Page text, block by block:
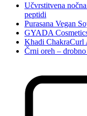
Učvrstitvena
peptidi
Purasana Vegan
GYADA
Khadi ChakraCurl
Črni oreh –